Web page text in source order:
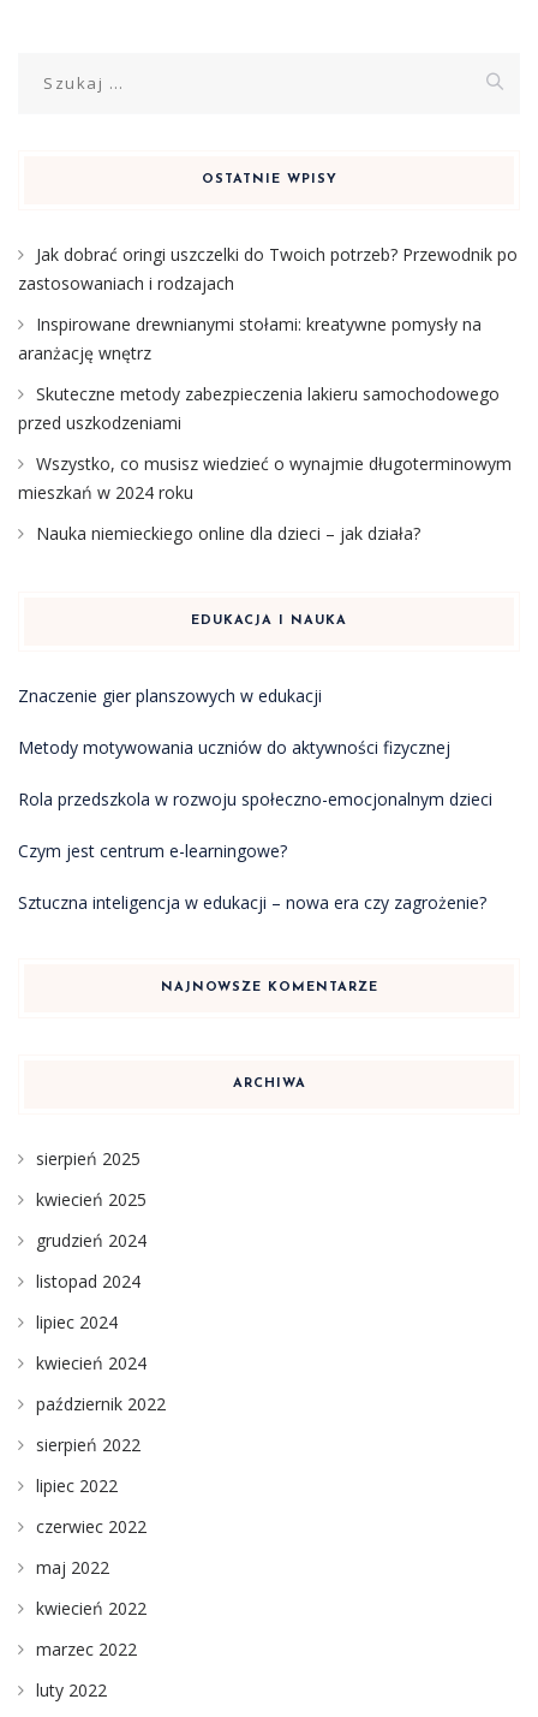
OSTATNIE WPISY
Jak dobrać oringi uszczelki do Twoich potrzeb? Przewodnik po
zastosowaniach i rodzajach
Inspirowane drewnianymi stołami: kreatywne pomysły na
aranżację wnętrz
Skuteczne metody zabezpieczenia lakieru samochodowego
przed uszkodzeniami
Wszystko, co musisz wiedzieć o wynajmie długoterminowym
mieszkań w 2024 roku
Nauka niemieckiego online dla dzieci – jak działa?
EDUKACJA I NAUKA
Znaczenie gier planszowych w edukacji
Metody motywowania uczniów do aktywności fizycznej
Rola przedszkola w rozwoju społeczno-emocjonalnym dzieci
Czym jest centrum e-learningowe?
Sztuczna inteligencja w edukacji – nowa era czy zagrożenie?
NAJNOWSZE KOMENTARZE
ARCHIWA
sierpień 2025
kwiecień 2025
grudzień 2024
listopad 2024
lipiec 2024
kwiecień 2024
październik 2022
sierpień 2022
lipiec 2022
czerwiec 2022
maj 2022
kwiecień 2022
marzec 2022
luty 2022